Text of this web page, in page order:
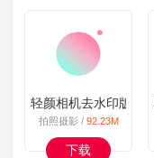
轻颜相机去水印版
拍照摄影 / 92.23M
下载